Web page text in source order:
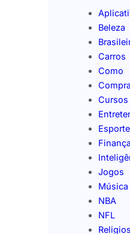
Beleza
Carros
Como
Cursos
Jogos
Música
NBA
NFL